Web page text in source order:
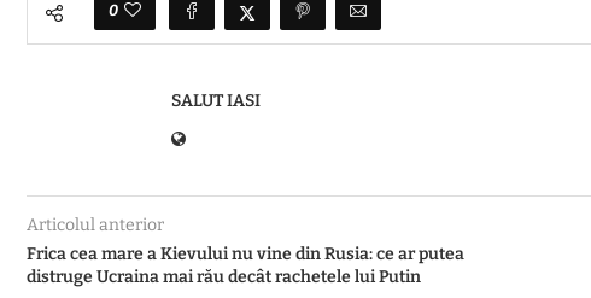
0
SALUT IASI
Articolul anterior
Frica cea mare a Kievului nu vine din Rusia: ce ar putea
distruge Ucraina mai rău decât rachetele lui Putin